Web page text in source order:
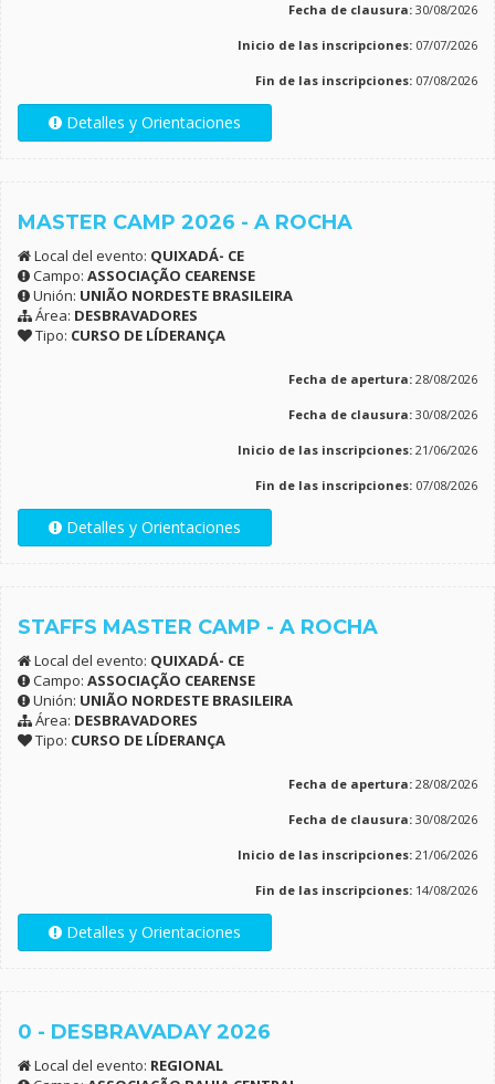
Fecha de clausura: 30/08/2026
Inicio de las inscripciones: 07/07/2026
Fin de las inscripciones: 07/08/2026
Detalles y Orientaciones
MASTER CAMP 2026 - A ROCHA
Local del evento: QUIXADÁ- CE
Campo: ASSOCIAÇÃO CEARENSE
Unión: UNIÃO NORDESTE BRASILEIRA
Área: DESBRAVADORES
Tipo: CURSO DE LÍDERANÇA
Fecha de apertura: 28/08/2026
Fecha de clausura: 30/08/2026
Inicio de las inscripciones: 21/06/2026
Fin de las inscripciones: 07/08/2026
Detalles y Orientaciones
STAFFS MASTER CAMP - A ROCHA
Local del evento: QUIXADÁ- CE
Campo: ASSOCIAÇÃO CEARENSE
Unión: UNIÃO NORDESTE BRASILEIRA
Área: DESBRAVADORES
Tipo: CURSO DE LÍDERANÇA
Fecha de apertura: 28/08/2026
Fecha de clausura: 30/08/2026
Inicio de las inscripciones: 21/06/2026
Fin de las inscripciones: 14/08/2026
Detalles y Orientaciones
0 - DESBRAVADAY 2026
Local del evento: REGIONAL